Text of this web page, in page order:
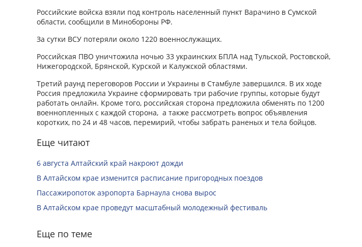
Российские войска взяли под контроль населенный пункт Варачино в Сумской
области, сообщили в Минобороны РФ.
За сутки ВСУ потеряли около 1220 военнослужащих.
Российская ПВО уничтожила ночью 33 украинских БПЛА над Тульской, Ростовской,
Нижегородской, Брянской, Курской и Калужской областями.
Третий раунд переговоров России и Украины в Стамбуле завершился. В их ходе
Россия предложила Украине сформировать три рабочие группы, которые будут
работать онлайн. Кроме того, российская сторона предложила обменять по 1200
военнопленных с каждой сторона, а также рассмотреть вопрос объявления
коротких, по 24 и 48 часов, перемирий, чтобы забрать раненых и тела бойцов.
Еще читают
6 августа Алтайский край накроют дожди
В Алтайском крае изменится расписание пригородных поездов
Пассажиропоток аэропорта Барнаула снова вырос
В Алтайском крае проведут масштабный молодежный фестиваль
Еще по теме